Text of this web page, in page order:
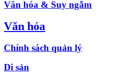
Văn hóa & Suy ngẫm
Văn hóa
Chính sách quản lý
Di sản